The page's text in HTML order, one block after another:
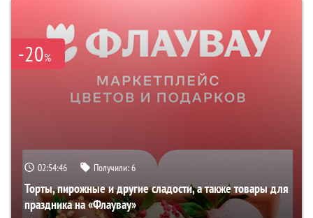
-20%
02:54:45 Получили:6
Торты, пирожные и другие сладости, а также товары для
праздника на «Флаувау»